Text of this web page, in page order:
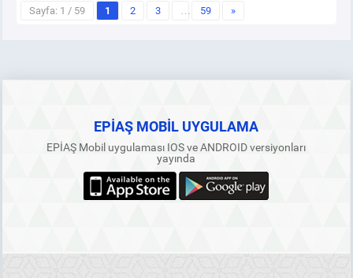
Sayfa: 1 / 59 1 2 3 … 59 »
EPİAŞ MOBİL UYGULAMA
EPİAŞ Mobil uygulaması IOS ve ANDROID versiyonları
yayında